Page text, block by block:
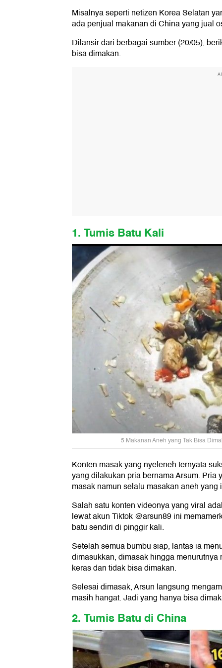
Misalnya seperti netizen Korea Selatan
ada penjual makanan di China yang jual
Dilansir dari berbagai sumber (20/05),
bisa dimakan.
1. Tumis Batu Kali
5 Makanan Aneh yang Tak Bisa
Konten masak yang nyeleneh ternyata
yang dilakukan pria bernama Arsum.
masak namun selalu masakan aneh yang
Salah satu konten videonya yang viral
lewat akun Tiktok @arsun89 ini
batu sendiri di pinggir kali.
Setelah semua bumbu siap, lantas ia
dimasukkan, dimasak hingga
keras dan tidak bisa dimakan.
Selesai dimasak, Arsun langsung
masih hangat. Jadi yang hanya bisa
2. Tumis Batu di China